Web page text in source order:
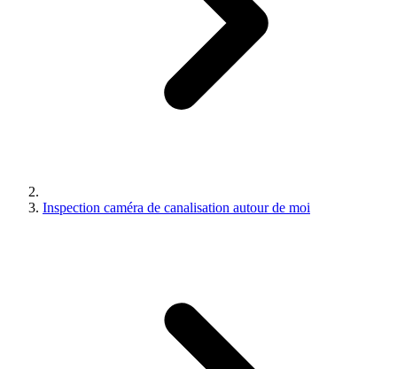
Inspection caméra de canalisation autour de moi